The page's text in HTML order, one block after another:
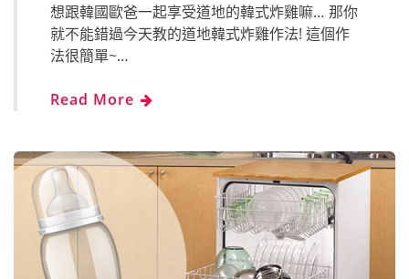
想跟韓國歐爸一起享受道地的韓式炸雞嘛… 那你
就不能錯過今天教的道地韓式炸雞作法! 這個作
法很簡單~…
Read More